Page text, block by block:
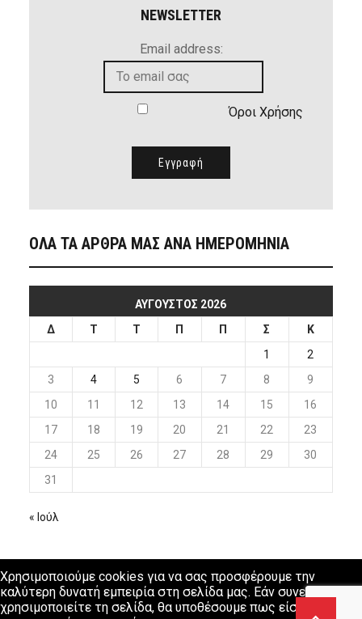
NEWSLETTER
Email address:
Όροι Χρήσης
ΟΛΑ ΤΑ ΑΡΘΡΑ ΜΑΣ ΑΝΑ ΗΜΕΡΟΜΗΝΙΑ
ΑΎΓΟΥΣΤΟΣ 2026
Δ
Τ Τ Π Π Σ
Κ
1
2
3
4 5 6 7 8
9
10
11 12 13 14 15
16
17
18 19 20 21 22
23
24
25 26 27 28 29
30
31
« Ιούλ
Χρησιμοποιούμε cookies για να σας προσφέρουμε την
καλύτερη δυνατή εμπειρία στη σελίδα μας. Εάν συνεχίσετε να
χρησιμοποιείτε τη σελίδα, θα υποθέσουμε πως είστε